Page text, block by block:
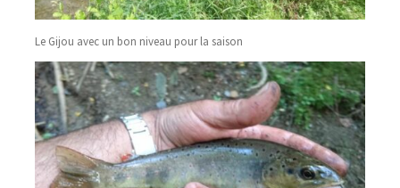
Le Gijou avec un bon niveau pour la saison